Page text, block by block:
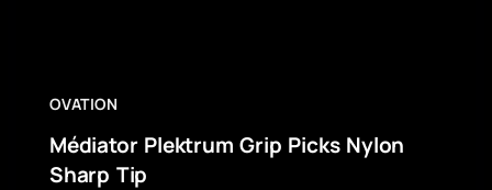
OVATION
Médiator Plektrum Grip Picks Nylon
Sharp Tip